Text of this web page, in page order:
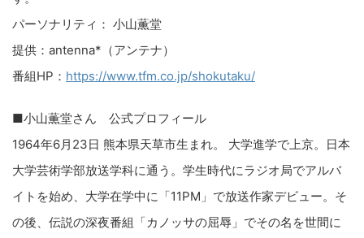
パーソナリティ： 小山薫堂
提供：antenna*（アンテナ）
番組HP： https://www.tfm.co.jp/shokutaku/
■小山薫堂さん 公式プロフィール
1964年6月23日 熊本県天草市生まれ。 大学進学で上京。日本
大学芸術学部放送学科に通う。学生時代にラジオ局でアルバ
イトを始め、大学在学中に「11PM」で放送作家デビュー。そ
の後、伝説の深夜番組「カノッサの屈辱」でその名を世間に